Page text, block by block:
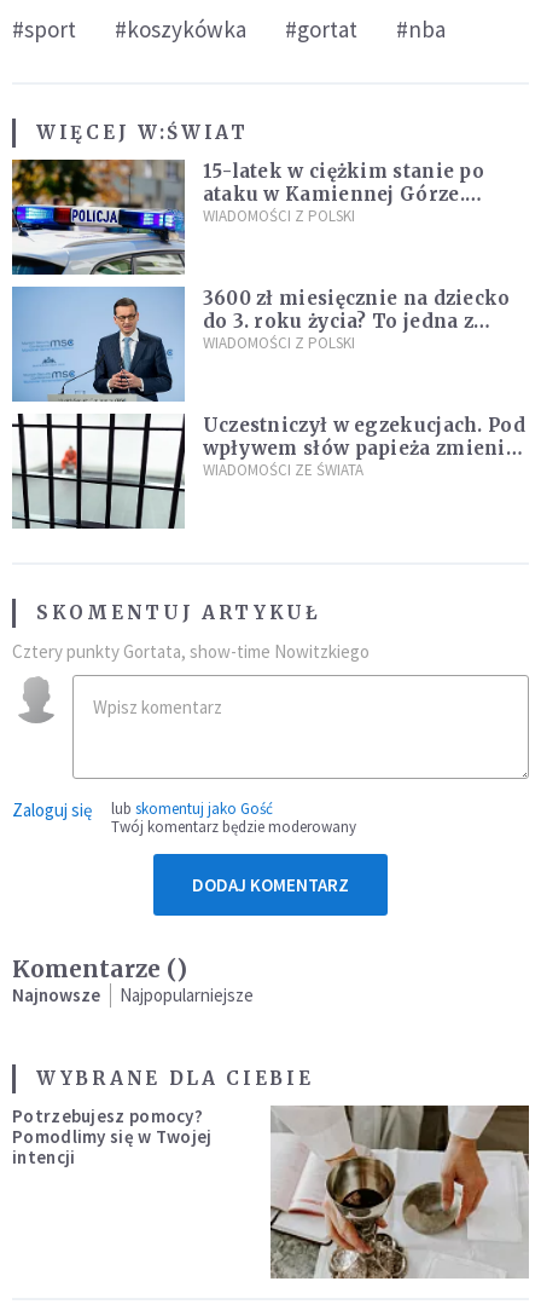
#sport #koszykówka #gortat #nba
WIĘCEJ W:ŚWIAT
15-latek w ciężkim stanie po
ataku w Kamiennej Górze.
Policja zatrzymała dwóch
WIADOMOŚCI Z POLSKI
3600 zł miesięcznie na dziecko
do 3. roku życia? To jedna z
propozycji programu "Rozwój
WIADOMOŚCI Z POLSKI
Uczestniczył w egzekucjach. Pod
wpływem słów papieża zmienił
zdanie
WIADOMOŚCI ZE ŚWIATA
SKOMENTUJ ARTYKUŁ
Cztery punkty Gortata, show-time Nowitzkiego
Zaloguj się lub skomentuj jako Gość
Twój komentarz będzie moderowany
DODAJ KOMENTARZ
Komentarze ()
Najnowsze Najpopularniejsze
WYBRANE DLA CIEBIE
Potrzebujesz pomocy?
Pomodlimy się w Twojej
intencji